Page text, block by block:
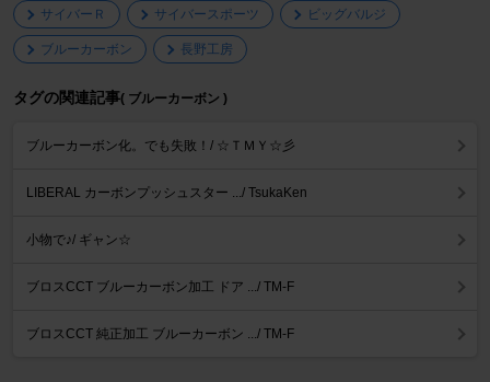
サイバーＲ サイバースポーツ ビッグバルジ
ブルーカーボン 長野工房
タグの関連記事( ブルーカーボン )
ブルーカーボン化。でも失敗！/ ☆ＴＭＹ☆彡
LIBERAL カーボンプッシュスター .../ TsukaKen
小物で♪/ ギャン☆
ブロスCCT ブルーカーボン加工 ドア .../ TM-F
ブロスCCT 純正加工 ブルーカーボン .../ TM-F